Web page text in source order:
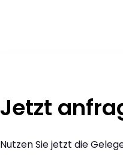
Jetzt
Nutzen Sie jetzt die